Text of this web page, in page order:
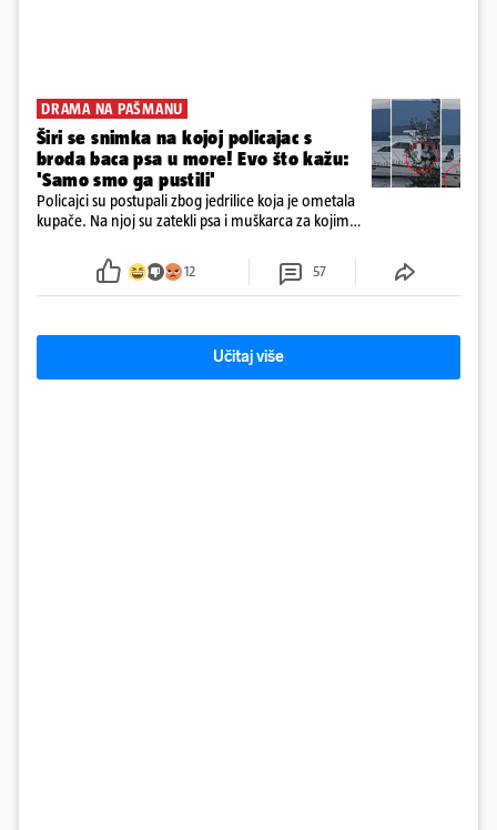
DRAMA NA PAŠMANU
Širi se snimka na kojoj policajac s
broda baca psa u more! Evo što kažu:
'Samo smo ga pustili'
Policajci su postupali zbog jedrilice koja je ometala
kupače. Na njoj su zatekli psa i muškarca za kojim
ga uhitili, a psa je preuzeo komunalni redar
12 57
Učitaj više